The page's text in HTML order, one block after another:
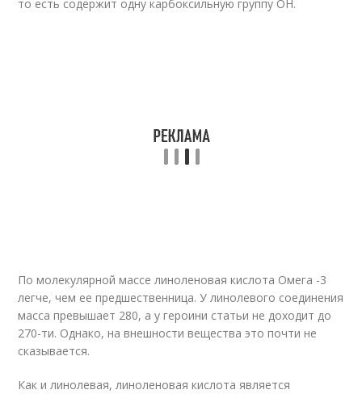
то есть содержит одну карбоксильную группу ОН.
По молекулярной массе линоленовая кислота Омега -3
легче, чем ее предшественница. У линолевого соединения
масса превышает 280, а у героини статьи не доходит до
270-ти. Однако, на внешности вещества это почти не
сказывается.
Как и линолевая, линоленовая кислота является